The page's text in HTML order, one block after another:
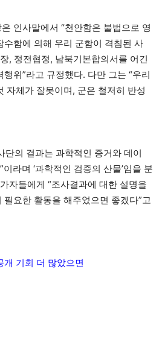
인사말에서 “천안함은 불법으로 영
수함에 의해 우리 군함이 격침된 사
, 정전협정, 남북기본합의서를 어긴
위”라고 규정했다. 다만 그는 “우리
자체가 잘못이며, 군은 철저히 반성
단의 결과는 과학적인 증거와 데이
라며 ‘과학적인 검증의 산물’임을 분
자들에게 “조사결과에 대한 설명을
요한 활동을 해주었으면 좋겠다”고
개 기회 더 많았으면